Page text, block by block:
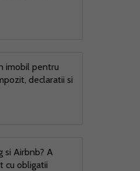
imobil pentru
declaratii si
si Airbnb? A
cu obligatii